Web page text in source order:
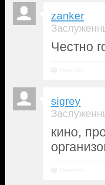
zanker
Честно
sigrey
кино,